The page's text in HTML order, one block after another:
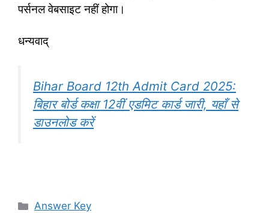
पर्सनल वेबसाइट नहीं होगा।
धन्यवाद्
Bihar Board 12th Admit Card 2025:
बिहार बोर्ड कक्षा 12वीं एडमिट कार्ड जारी, यहाँ से
डाउनलोड करें
Categories
Answer Key